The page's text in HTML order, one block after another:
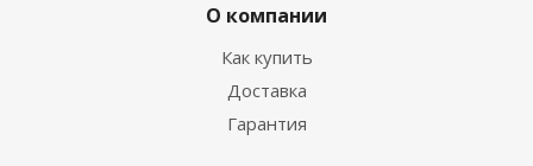
О компании
Как купить
Доставка
Гарантия